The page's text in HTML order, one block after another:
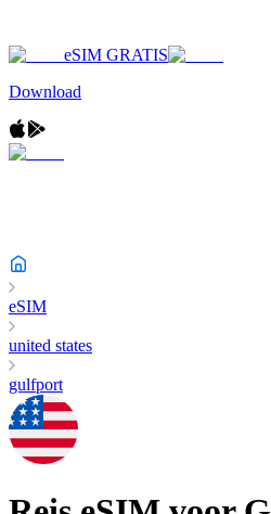
eSIM GRATIS
Download
eSIM
united states
gulfport